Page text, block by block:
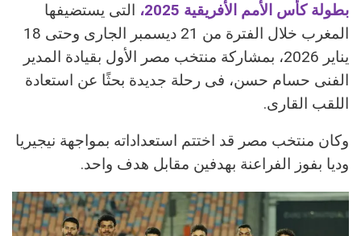
WhatsApp
Pinterest
البريد الالكتروني
بطولة كأس الأمم الأفريقية 2025،
التى يستضيفها
المغرب خلال الفترة من 21 ديسمبر الجارى وحتى 18
يناير 2026، بمشاركة منتخب مصر الأول بقيادة المدير
الفنى حسام حسن، فى رحلة جديدة بحثًا عن استعادة
اللقب القارى.
وكان منتخب مصر قد اختتم استعداداته بمواجهة نيجيريا
وديا بفوز الفراعنة بهدفين مقابل هدف واحد.